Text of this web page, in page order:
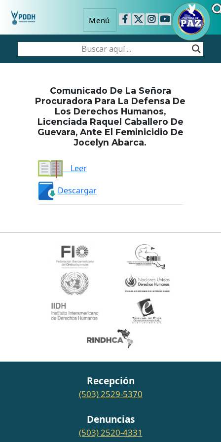
Menú
Comunicado De La Señora
Procuradora Para La Defensa De
Los Derechos Humanos,
Licenciada Raquel Caballero De
Guevara, Ante El Feminicidio De
Jocelyn Abarca.
Leer
Descargar
Recepción
(503) 2529-5370
Denuncias
(503) 2520-4331